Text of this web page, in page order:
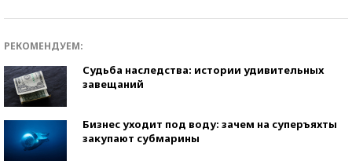
РЕКОМЕНДУЕМ:
Судьба наследства: истории удивительных
завещаний
Бизнес уходит под воду: зачем на суперъяхты
закупают субмарины